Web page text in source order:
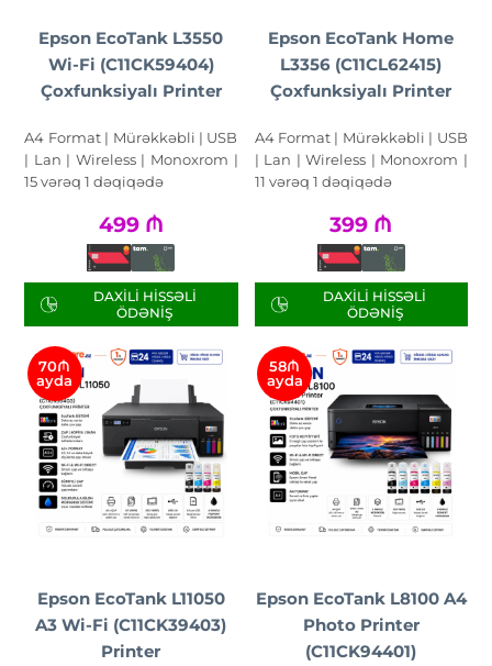
Epson EcoTank L3550
Wi-Fi (C11CK59404)
Çoxfunksiyalı Printer
A4 Format | Mürəkkəbli | USB
| Lan | Wireless | Monoxrom |
15 vərəq 1 dəqiqədə
499 ₼
DAXILI HISSƏLI
ÖDƏNIŞ
Epson EcoTank Home
L3356 (C11CL62415)
Çoxfunksiyalı Printer
A4 Format | Mürəkkəbli | USB
| Lan | Wireless | Monoxrom |
11 vərəq 1 dəqiqədə
399 ₼
DAXILI HISSƏLI
ÖDƏNIŞ
70₼
ayda
Epson EcoTank L11050
A3 Wi-Fi (C11CK39403)
Printer
58₼
ayda
Epson EcoTank L8100 A4
Photo Printer
(C11CK94401)